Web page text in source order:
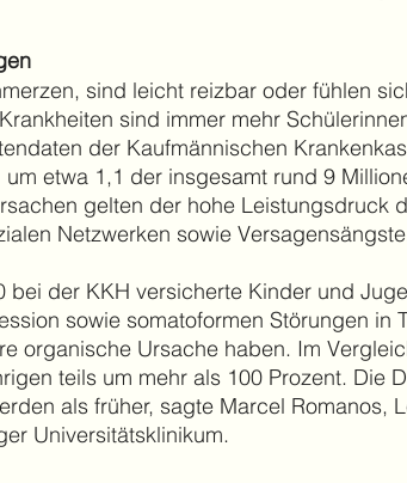
sind leicht reizbar oder fühlen
sind immer mehr
der Kaufmännischen
etwa 1,1 der insgesamt rund 9
gelten der hohe Leistungsdruck
Netzwerken sowie
bei der KKH versicherte Kinder und
sowie somatoformen Störungen
organische Ursache haben. Im
teils um mehr als 100 Prozent. Die
als früher, sagte Marcel Romanos,
Universitätsklinikum.